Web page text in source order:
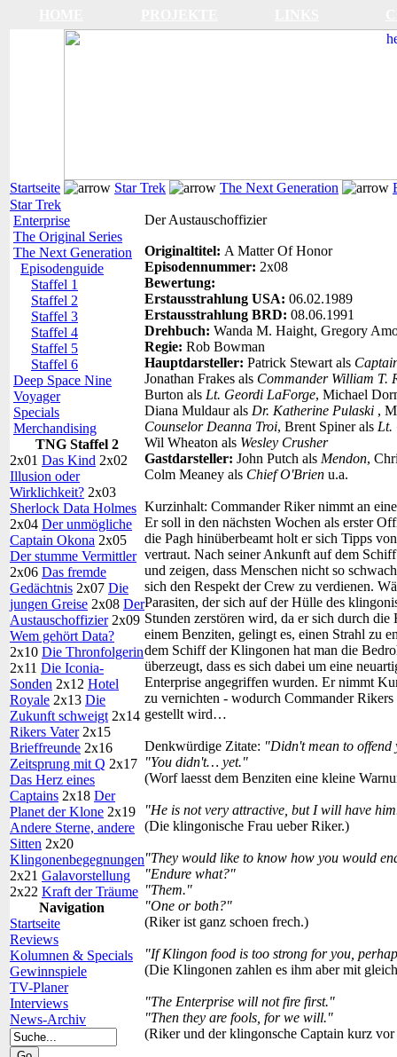
Startseite Star Trek The Next Generation
Star Trek
Enterprise
The Original Series
The Next Generation
Episodenguide
Staffel 1
Staffel 2
Staffel 3
Staffel 4
Staffel 5
Staffel 6
Deep Space Nine
Voyager
Specials
Merchandising
TNG Staffel 2
2x01 Das Kind 2x02
Illusion oder
Wirklichkeit? 2x03
Sherlock Data Holmes
2x04 Der unmögliche
Captain Okona 2x05
Der stumme Vermittler
2x06 Das fremde
Gedächtnis 2x07 Die
jungen Greise 2x08 Der
Austauschoffizier2x09
Wem gehört Data?
2x10 Die Thronfolgerin
2x11 Die Iconia-
Sonden 2x12 Hotel
Royale 2x13 Die
Zukunft schweigt 2x14
Rikers Vater2x15
Brieffreunde 2x16
Zeitsprung mit Q 2x17
Das Herz eines
Captains 2x18 Der
Planet der Klone 2x19
Andere Sterne, andere
Sitten 2x20
Klingonenbegegnungen
2x21 Galavorstellung
2x22 Kraft der Träume
Navigation
Startseite
Reviews
Kolumnen & Specials
Gewinnspiele
TV-Planer
Interviews
News-Archiv
Der Austauschoffizier
Originaltitel: A Matter Of Honor
Episodennummer: 2x08
Bewertung:
Erstausstrahlung USA: 06.02.1989
Erstausstrahlung BRD: 08.06.1991
Drehbuch: Wanda M. Haight, Gregory
Regie: Rob Bowman
Hauptdarsteller: Patrick Stewart als
Jonathan Frakes als Commander William T.
Burton als Lt. Geordi LaForge, Michael
Diana Muldaur als Dr. Katherine Pulaski ,
Counselor Deanna Troi, Brent Spiner als Lt.
Wil Wheaton als Wesley Crusher
Gastdarsteller: John Putch als Mendon,
Colm Meaney als Chief O'Brien u.a.
Kurzinhalt: Commander Riker nimmt an
Er soll in den nächsten Wochen als erster
die Pagh hinüberbeamt holt er sich Tipps
vertraut. Nach seiner Ankunft auf dem
und zeigen, dass Menschen nicht so
sich den Respekt der Crew zu verdienen.
Parasiten, der sich auf der Hülle des
Stunden zerstören wird, da er sich durch
einem Benziten, gelingt es, einen Strahl zu
dem Schiff der Klingonen hat man die
überzeugt, dass es sich dabei um eine
Enterprise angegriffen wurden. Er nimmt
zu vernichten - wodurch Commander
gestellt wird…
Denkwürdige Zitate: "Didn't mean to offend
"You didn't… yet."
(Worf laesst dem Benziten eine kleine
"He is not very attractive, but I will have
(Die klingonische Frau ueber Riker.)
"They would like to know how you would
"Endure what?"
"Them."
"One or both?"
(Riker ist ganz schoen frech.)
"If Klingon food is too strong for you,
(Die Klingonen zahlen es ihm aber mit
"The Enterprise will not fire first."
"Then they are fools, for we will."
(Riker und der klingonsche Captain kurz